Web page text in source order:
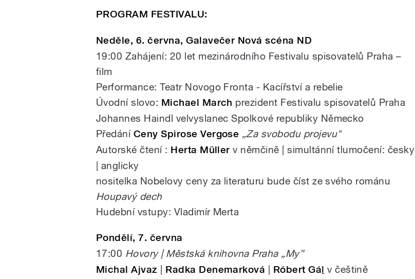
pause
PROGRAM FESTIVALU:
Neděle, 6. června, Galavečer Nová scéna ND
19:00 Zahájení: 20 let mezinárodního Festivalu spisovatelů Praha –
film
Performance: Teatr Novogo Fronta - Kacířství a rebelie
Úvodní slovo: Michael March prezident Festivalu spisovatelů Praha
Johannes Haindl velvyslanec Spolkové republiky Německo
Předání Ceny Spirose Vergose „Za svobodu projevu"
Autorské čtení : Herta Müller v němčině | simultánní tlumočení: česky
| anglicky
nositelka Nobelovy ceny za literaturu bude číst ze svého románu
Houpavý dech
Hudební vstupy: Vladimír Merta
Pondělí, 7. června
17:00 Hovory | Městská knihovna Praha „My”
Michal Ajvaz Radka Denemarková Róbert Gál v češtině